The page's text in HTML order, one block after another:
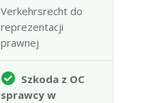
Verkehrsrecht do
reprezentacji
prawnej
Szkoda z OC
sprawcy w